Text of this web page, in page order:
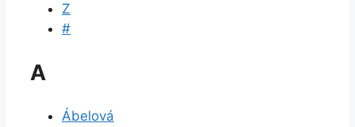
Z
#
A
Ábelová